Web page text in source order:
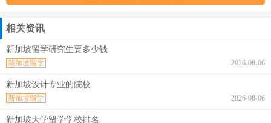
相关资讯
新加坡留学研究生要多少钱
2026-08-06
新加坡留学
新加坡设计专业的院校
2026-08-06
新加坡留学
新加坡大学留学学校排名